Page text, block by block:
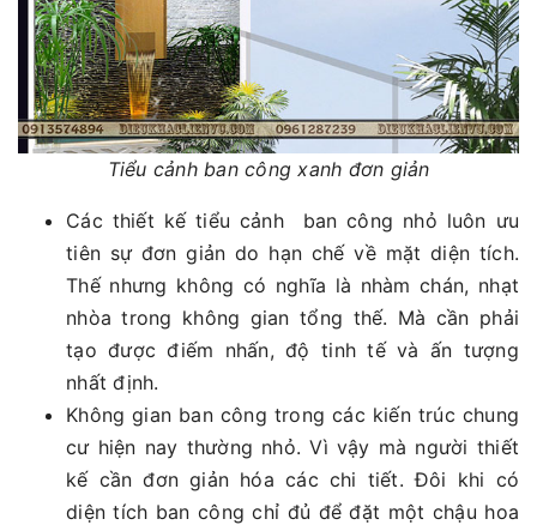
Tiểu cảnh ban công xanh đơn giản
Các thiết kế tiểu cảnh ban công nhỏ luôn ưu
tiên sự đơn giản do hạn chế về mặt diện tích.
Thế nhưng không có nghĩa là nhàm chán, nhạt
nhòa trong không gian tổng thế. Mà cần phải
tạo được điếm nhấn, độ tinh tế và ấn tượng
nhất định.
Không gian ban công trong các kiến trúc chung
cư hiện nay thường nhỏ. Vì vậy mà người thiết
kế cần đơn giản hóa các chi tiết. Đôi khi có
diện tích ban công chỉ đủ để đặt một chậu hoa